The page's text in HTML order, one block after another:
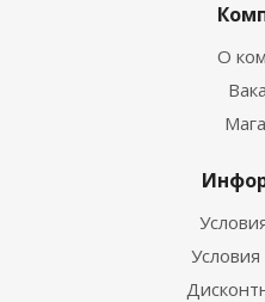
О
Условия